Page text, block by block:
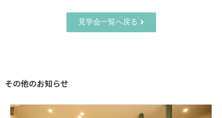
見学会一覧へ戻る
その他のお知らせ